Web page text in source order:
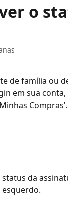
o
de família ou
em sua
Compras’.
da